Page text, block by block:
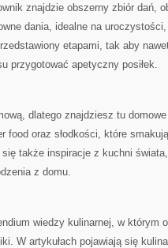
znajdzie obszerny zbiór dań,
dania, idealne na
etapami, tak aby
przygotować apetyczny posiłek.
dlatego znajdziesz tu
food oraz słodkości, które
także inspiracje z kuchni
z domu.
wiedzy kulinarnej, w którym
W artykułach pojawiają się